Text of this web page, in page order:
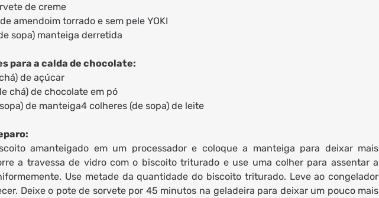
de creme
amendoim torrado e sem pele YOKI
sopa) manteiga derretida
para a calda de chocolate:
de açúcar
chá) de chocolate em pó
de manteiga4 colheres (de sopa) de leite
amanteigado em um processador e coloque a manteiga para deixar mais
a travessa de vidro com o biscoito triturado e use uma colher para assentar a
Use metade da quantidade do biscoito triturado. Leve ao congelador
Deixe o pote de sorvete por 45 minutos na geladeira para deixar um pouco mais